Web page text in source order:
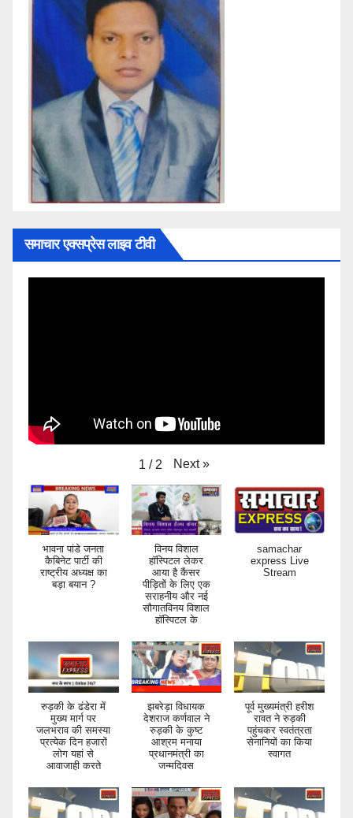
समाचार एक्सप्रेस लाइव टीवी
1 / 2 Next »
भावना पांडे जनता
कैबिनेट पार्टी की
राष्ट्रीय अध्यक्ष का
बड़ा बयान ?
विनय विशाल
हॉस्पिटल लेकर
आया है कैंसर
पीड़ितों के लिए एक
सराहनीय और नई
सौगातविनय विशाल
हॉस्पिटल के
samachar
express Live
Stream
रुड़की के ढंडेरा में
मुख्य मार्ग पर
जलभराव की समस्या
प्रत्येक दिन हजारों
लोग यहां से
आवाजाही करते
झबरेड़ा विधायक
देशराज कर्णवाल ने
रुड़की के कुष्ट
आश्रम मनाया
प्रधानमंत्री का
जन्मदिवस
पूर्व मुख्यमंत्री हरीश
रावत ने रुड़की
पहुंचकर स्वतंत्रता
सेनानियों का किया
स्वागत